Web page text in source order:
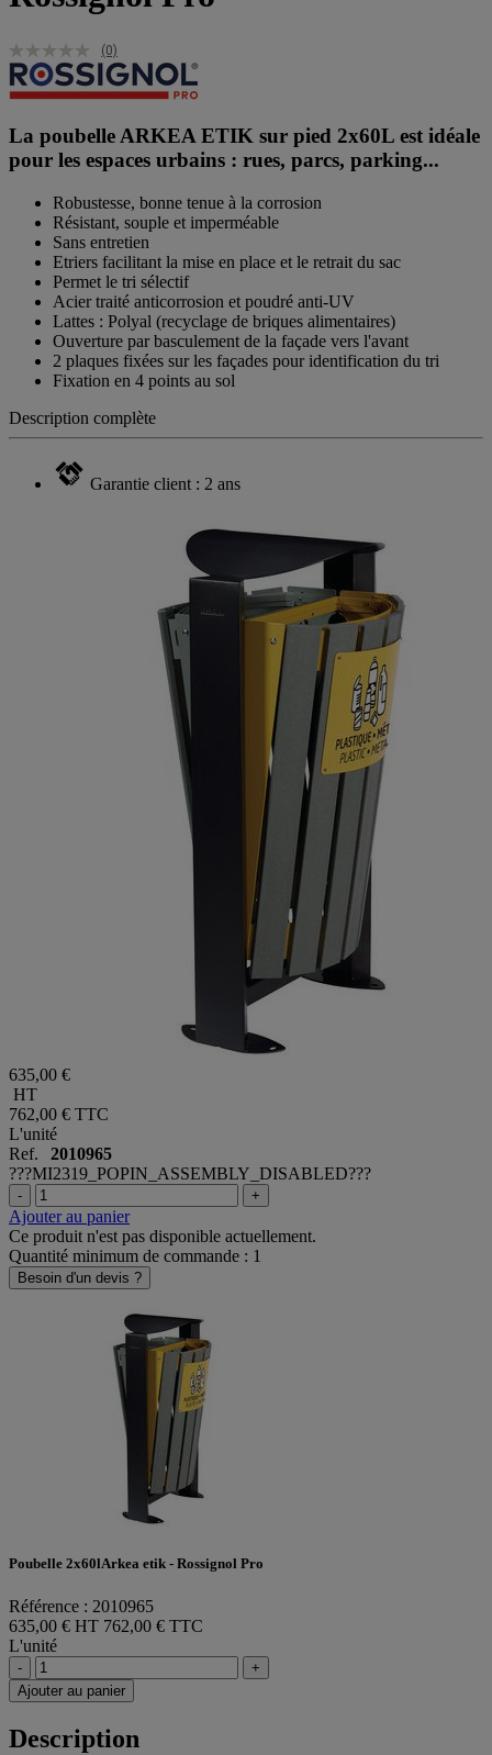
(0)
La poubelle ARKEA ETIK sur pied 2x60L est idéale
pour les espaces urbains : rues, parcs, parking...
Robustesse, bonne tenue à la corrosion
Résistant, souple et imperméable
Sans entretien
Etriers facilitant la mise en place et le retrait du sac
Permet le tri sélectif
Acier traité anticorrosion et poudré anti-UV
Lattes : Polyal (recyclage de briques alimentaires)
Ouverture par basculement de la façade vers l'avant
2 plaques fixées sur les façades pour identification du tri
Fixation en 4 points au sol
Description complète
Garantie client : 2 ans
635,00 €
HT
762,00 € TTC
L'unité
Ref. 2010965
???MI2319_POPIN_ASSEMBLY_DISABLED???
- +
Ajouter au panier
Ce produit n'est pas disponible actuellement.
Quantité minimum de commande : 1
Besoin d'un devis ?
Poubelle 2x60lArkea etik - Rossignol Pro
Référence : 2010965
635,00 € HT 762,00 € TTC
L'unité
-
+
Ajouter au panier
Description